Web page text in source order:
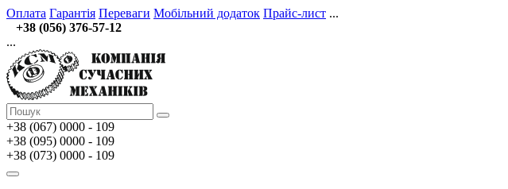
Оплата Гарантія Переваги Мобільний додаток Прайс-лист ...
+38 (056) 376-57-12
...
+38 (067) 0000 - 109
+38 (095) 0000 - 109
+38 (073) 0000 - 109